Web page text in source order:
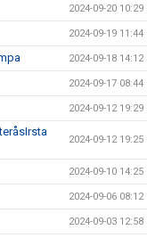
2024-09-20 10:29
2024-09-19 11:44
2024-09-18 14:12
2024-09-17 08:44
2024-09-12 19:29
2024-09-12 19:25
2024-09-10 14:25
2024-09-06 08:12
2024-09-03 12:58